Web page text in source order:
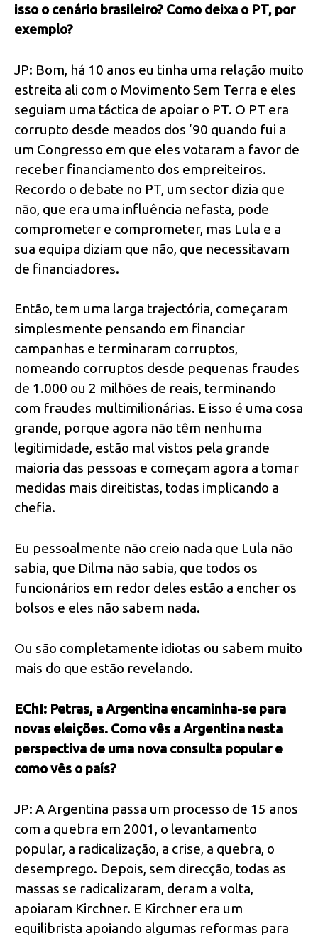
isso o cenário brasileiro? Como deixa o PT, por
exemplo?
JP: Bom, há 10 anos eu tinha uma relação muito
estreita ali com o Movimento Sem Terra e eles
seguiam uma táctica de apoiar o PT. O PT era
corrupto desde meados dos ‘90 quando fui a
um Congresso em que eles votaram a favor de
receber financiamento dos empreiteiros.
Recordo o debate no PT, um sector dizia que
não, que era uma influência nefasta, pode
comprometer e comprometer, mas Lula e a
sua equipa diziam que não, que necessitavam
de financiadores.
Então, tem uma larga trajectória, começaram
simplesmente pensando em financiar
campanhas e terminaram corruptos,
nomeando corruptos desde pequenas fraudes
de 1.000 ou 2 milhões de reais, terminando
com fraudes multimilionárias. E isso é uma cosa
grande, porque agora não têm nenhuma
legitimidade, estão mal vistos pela grande
maioria das pessoas e começam agora a tomar
medidas mais direitistas, todas implicando a
chefia.
Eu pessoalmente não creio nada que Lula não
sabia, que Dilma não sabia, que todos os
funcionários em redor deles estão a encher os
bolsos e eles não sabem nada.
Ou são completamente idiotas ou sabem muito
mais do que estão revelando.
EChI: Petras, a Argentina encaminha-se para
novas eleições. Como vês a Argentina nesta
perspectiva de uma nova consulta popular e
como vês o país?
JP: A Argentina passa um processo de 15 anos
com a quebra em 2001, o levantamento
popular, a radicalização, a crise, a quebra, o
desemprego. Depois, sem direcção, todas as
massas se radicalizaram, deram a volta,
apoiaram Kirchner. E Kirchner era um
equilibrista apoiando algumas reformas para